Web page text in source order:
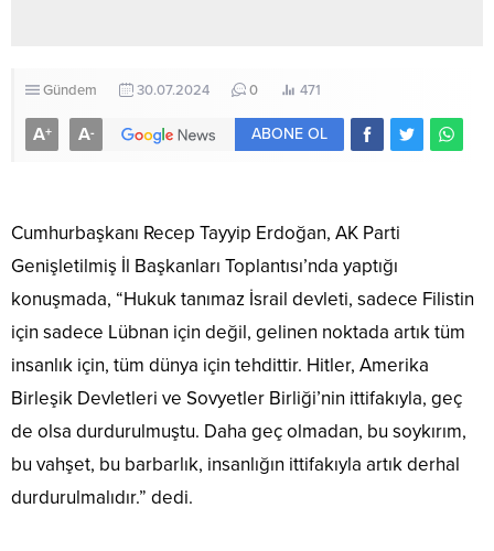
Gündem 30.07.2024 0 471
A+ A- ABONE OL
Cumhurbaşkanı Recep Tayyip Erdoğan, AK Parti
Genişletilmiş İl Başkanları Toplantısı’nda yaptığı
konuşmada, “Hukuk tanımaz İsrail devleti, sadece Filistin
için sadece Lübnan için değil, gelinen noktada artık tüm
insanlık için, tüm dünya için tehdittir. Hitler, Amerika
Birleşik Devletleri ve Sovyetler Birliği’nin ittifakıyla, geç
de olsa durdurulmuştu. Daha geç olmadan, bu soykırım,
bu vahşet, bu barbarlık, insanlığın ittifakıyla artık derhal
durdurulmalıdır.” dedi.